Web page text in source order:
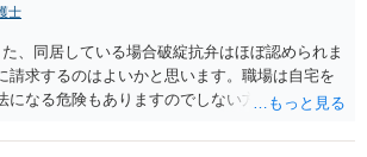
士
、同居している場合破綻抗弁はほぼ認められま
請求するのはよいかと思います。職場は自宅を
になる危険もありますのでしない方が良いで
偶者ですので相手方からの離婚は拒否しても仮